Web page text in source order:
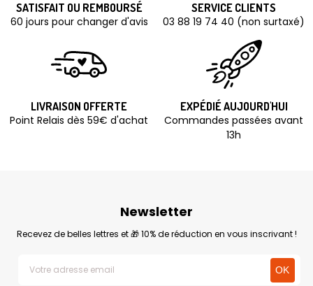
SATISFAIT OU REMBOURSÉ
60 jours pour changer d'avis
SERVICE CLIENTS
03 88 19 74 40 (non surtaxé)
LIVRAISON OFFERTE
Point Relais dès 59€ d'achat
EXPÉDIÉ AUJOURD'HUI
Commandes passées avant
13h
Newsletter
Recevez de belles lettres et 🎁 10% de réduction en vous inscrivant !